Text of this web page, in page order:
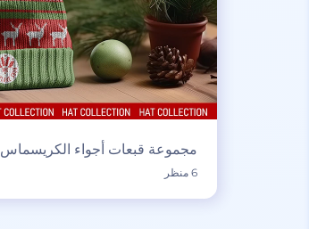
مجموعة قبعات أجواء الكريسماس
6 منظر